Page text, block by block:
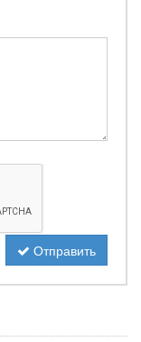
Отправить